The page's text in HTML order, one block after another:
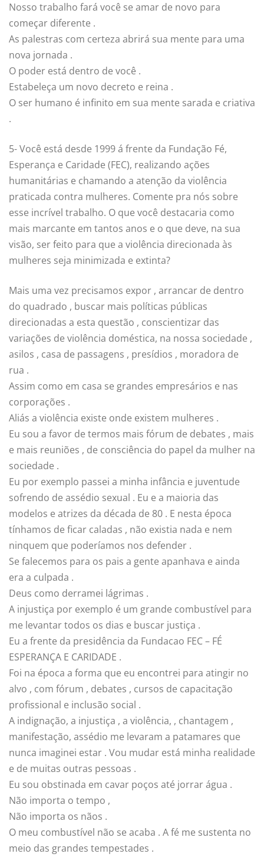
Nosso trabalho fará você se amar de novo para
começar diferente .
As palestras com certeza abrirá sua mente para uma
nova jornada .
O poder está dentro de você .
Estabeleça um novo decreto e reina .
O ser humano é infinito em sua mente sarada e criativa
.
5- Você está desde 1999 á frente da Fundação Fé,
Esperança e Caridade (FEC), realizando ações
humanitárias e chamando a atenção da violência
praticada contra mulheres. Comente pra nós sobre
esse incrível trabalho. O que você destacaria como
mais marcante em tantos anos e o que deve, na sua
visão, ser feito para que a violência direcionada às
mulheres seja minimizada e extinta?
Mais uma vez precisamos expor , arrancar de dentro
do quadrado , buscar mais políticas públicas
direcionadas a esta questão , conscientizar das
variações de violência doméstica, na nossa sociedade ,
asilos , casa de passagens , presídios , moradora de
rua .
Assim como em casa se grandes empresários e nas
corporações .
Aliás a violência existe onde existem mulheres .
Eu sou a favor de termos mais fórum de debates , mais
e mais reuniões , de consciência do papel da mulher na
sociedade .
Eu por exemplo passei a minha infância e juventude
sofrendo de assédio sexual . Eu e a maioria das
modelos e atrizes da década de 80 . E nesta época
tínhamos de ficar caladas , não existia nada e nem
ninquem que poderíamos nos defender .
Se falecemos para os pais a gente apanhava e ainda
era a culpada .
Deus como derramei lágrimas .
A injustiça por exemplo é um grande combustível para
me levantar todos os dias e buscar justiça .
Eu a frente da presidência da Fundacao FEC – FÉ
ESPERANÇA E CARIDADE .
Foi na época a forma que eu encontrei para atingir no
alvo , com fórum , debates , cursos de capacitação
profissional e inclusão social .
A indignação, a injustiça , a violência, , chantagem ,
manifestação, assédio me levaram a patamares que
nunca imaginei estar . Vou mudar está minha realidade
e de muitas outras pessoas .
Eu sou obstinada em cavar poços até jorrar água .
Não importa o tempo ,
Não importa os nãos .
O meu combustível não se acaba . A fé me sustenta no
meio das grandes tempestades .